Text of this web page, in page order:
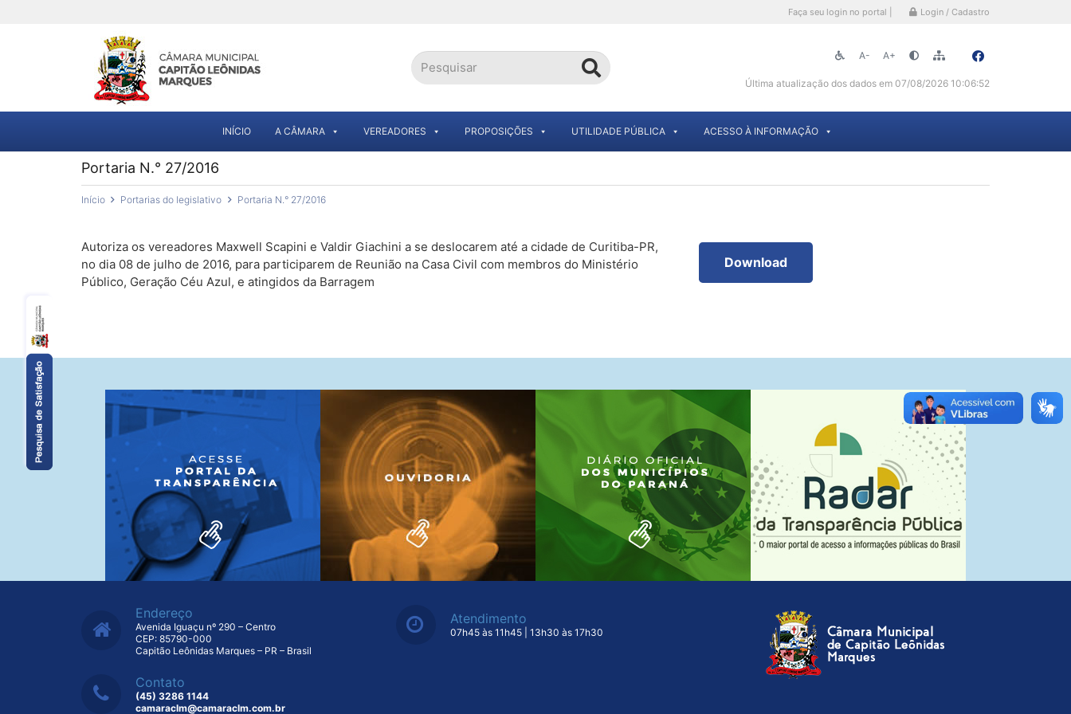
Faça seu login no portal | Login / Cadastro
A- A+
Última atualização dos dados em 07/08/2026 10:06:52
INÍCIO A CÂMARA VEREADORES PROPOSIÇÕES UTILIDADE PÚBLICA ACESSO À INFORMAÇÃO
Portaria N.° 27/2016
Início Portarias do legislativo Portaria N.° 27/2016
Autoriza os vereadores Maxwell Scapini e Valdir Giachini a se deslocarem até a cidade de Curitiba-PR,
no dia 08 de julho de 2016, para participarem de Reunião na Casa Civil com membros do Ministério
Público, Geração Céu Azul, e atingidos da Barragem
Download
Endereço
Avenida Iguaçu nº 290 – Centro
CEP: 85790-000
Capitão Leônidas Marques – PR – Brasil
Contato
(45) 3286 1144
camaraclm@camaraclm.com.br
Atendimento
07h45 às 11h45 | 13h30 às 17h30